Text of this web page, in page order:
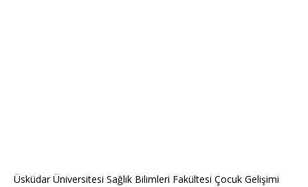
Üsküdar Üniversitesi Sağlık Bilimleri Fakültesi Çocuk Gelişimi